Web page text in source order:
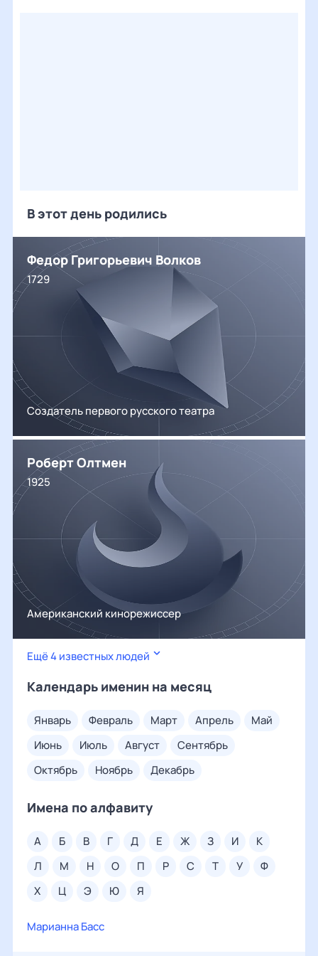
В этот день родились
Федор Григорьевич Волков
1729
Создатель первого русского театра
Роберт Олтмен
1925
Американский кинорежиссер
Ещё 4 известных людей
Календарь именин на месяц
январь февраль март апрель
май
июнь
июль август
сентябрь
октябрь
ноябрь декабрь
Имена по алфавиту
а б в г д е ж з и
к
л
м н о п р с т у
ф
х
ц э ю я
Марианна Басс